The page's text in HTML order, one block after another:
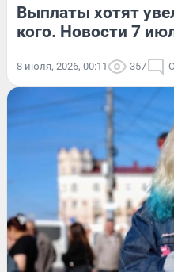
Выплаты хотят
кого. Новости 7
8 июля, 2026, 00:11 357